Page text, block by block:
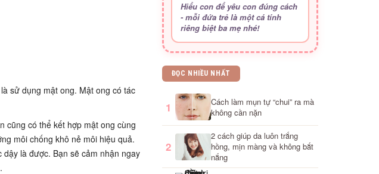
sử dụng mật ong. Mật ong có tác
cũng có thể kết hợp mật ong cùng
môi chống khô nẻ môi hiệu quả.
là được. Bạn sẽ cảm nhận ngay
Hiểu con để yêu con đúng cách
- mỗi đứa trẻ là một cá tính
riêng biệt ba mẹ nhé!
ĐỌC NHIỀU NHẤT
1
Cách làm mụn tự “chui” ra mà
không cần nặn
2
2 cách giúp da luôn trắng
hồng, mịn màng và không bắt
nắng